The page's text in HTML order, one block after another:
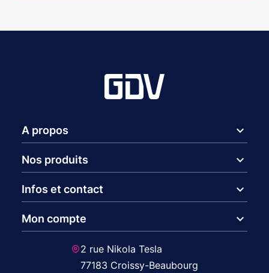
A propos expand_more
Nos produits expand_more
Infos et contact expand_more
Mon compte expand_more
2 rue Nikola Tesla
77183 Croissy-Beaubourg